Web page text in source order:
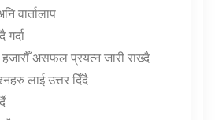
वार्तालाप
गर्दा
असफल प्रयत्न जारी राख्दै
लाई उत्तर दिँदै